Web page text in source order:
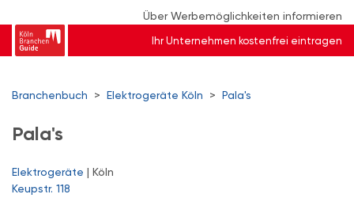
Über Werbemöglichkeiten informieren
Ihr Unternehmen kostenfrei eintragen
Branchenbuch > Elektrogeräte Köln > Pala's
Pala's
Elektrogeräte | Köln
Keupstr. 118